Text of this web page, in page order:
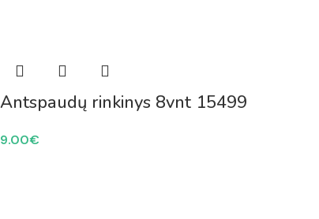
Antspaudų rinkinys 8vnt 15499
9.00€